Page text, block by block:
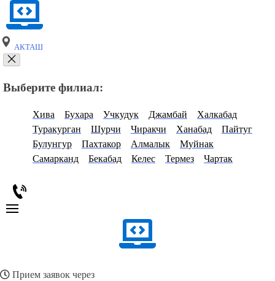
АКТАШ
Выберите филиал:
Хива Бухара Учкудук Джамбай
Халкабад
Туракурган
Шурчи Чиракчи Ханабад
Пайтуг
Булунгур
Пахтакор Алмалык
Муйнак
Самарканд
Бекабад Келес Термез Чартак
Прием заявок через